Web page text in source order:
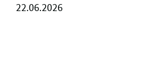
22.06.2026